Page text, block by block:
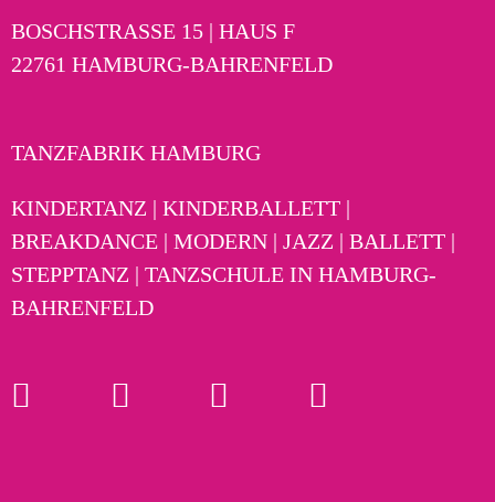
BOSCHSTRASSE 15 | HAUS F
22761 HAMBURG-BAHRENFELD
TANZFABRIK HAMBURG
KINDERTANZ | KINDERBALLETT |
BREAKDANCE | MODERN | JAZZ | BALLETT |
STEPPTANZ | TANZSCHULE IN HAMBURG-
BAHRENFELD